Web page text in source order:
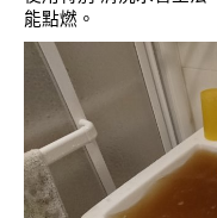
能點燃。